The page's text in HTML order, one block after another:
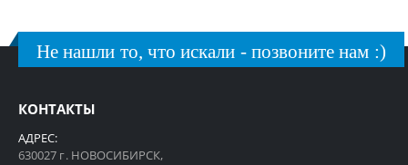
Не нашли то, что искали - позвоните нам :)
КОНТАКТЫ
АДРЕС:
630027 г. НОВОСИБИРСК,